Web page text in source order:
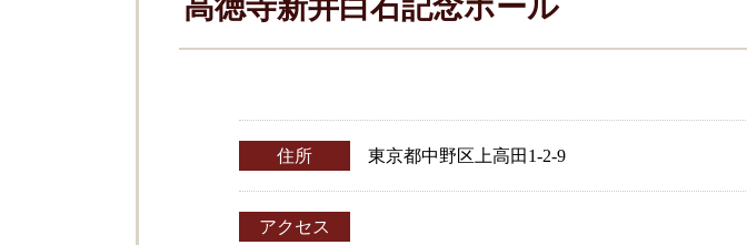
高徳寺新井白石記念ホール
住所 東京都中野区上高田1-2-9
アクセス